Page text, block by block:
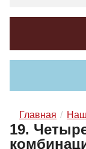
Главная
19.